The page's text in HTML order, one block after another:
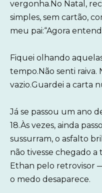
vergonha.No Natal,
simples, sem cartão,
meu pai:“Agora
Fiquei olhando
tempo.Não senti raiva.
vazio.Guardei a carta
Já se passou um ano
18.Às vezes, ainda
sussurram, o asfalto
não tivesse chegado
Ethan pelo retrovisor
o medo desaparece.